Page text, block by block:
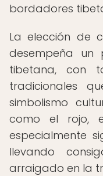
bordadores
La elección de
desempeña
tibetana, con
tradicionales
simbolismo
como el rojo,
especialmente
llevando
arraigado en la